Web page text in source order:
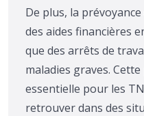
De plus, la
des aides financières
que des arrêts de
maladies graves.
essentielle pour les
retrouver dans des